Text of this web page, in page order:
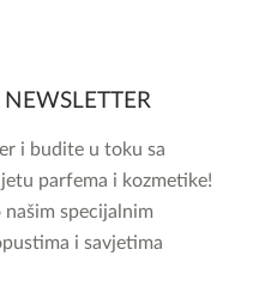
i budite u toku sa
parfema i kozmetike!
specijalnim
i savjetima